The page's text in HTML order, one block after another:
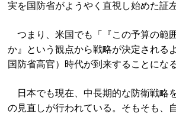
実を国防省がようやく直視し始めた証
つまり、米国でも「『この予算の範
か』という観点から戦略が決定される
国防省高官）時代が到来することになる
日本でも現在、中長期的な防衛戦略
の見直しが行われている。そもそも、